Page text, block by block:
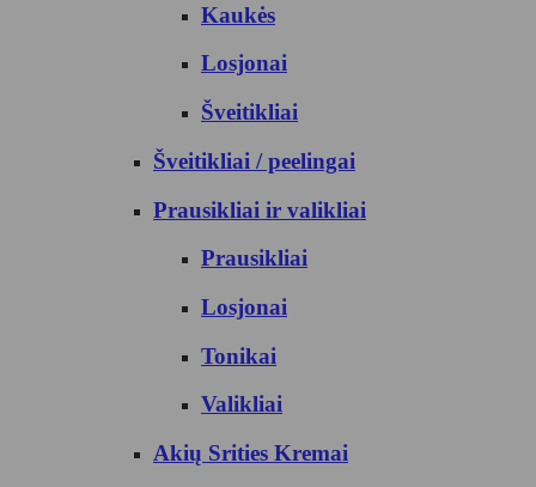
Kaukės
Losjonai
Šveitikliai
Šveitikliai / peelingai
Prausikliai ir valikliai
Prausikliai
Losjonai
Tonikai
Valikliai
Akių Srities Kremai